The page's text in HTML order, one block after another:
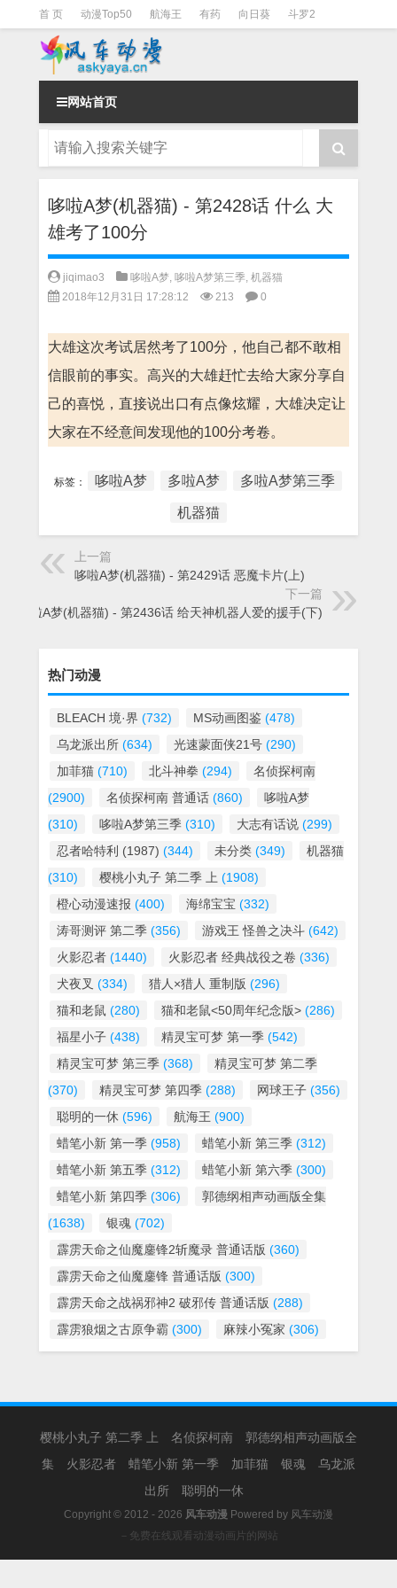
首 页 动漫Top50 航海王 有药 向日葵 斗罗2
斗罗3 火影 一拳超人
网站首页
哆啦A梦(机器猫) - 第2428话 什么 大
雄考了100分
jiqimao3 哆啦A梦, 哆啦A梦第三季, 机器猫
2018年12月31日 17:28:12
213 0
大雄这次考试居然考了100分，他自己都不敢相
信眼前的事实。高兴的大雄赶忙去给大家分享自
己的喜悦，直接说出口有点像炫耀，大雄决定让
大家在不经意间发现他的100分考卷。
标签： 哆啦A梦 多啦A梦 多啦A梦第三季
机器猫
上一篇
哆啦A梦(机器猫) - 第2429话 恶魔卡片(上)
下一篇
哆啦A梦(机器猫) - 第2436话 给天神机器人爱的援手(下)
热门动漫
BLEACH 境·界 (732) MS动画图鉴 (478)
乌龙派出所 (634) 光速蒙面侠21号 (290)
加菲猫 (710) 北斗神拳 (294)
名侦探柯南
(2900)
名侦探柯南 普通话 (860)
哆啦A梦
(310)
哆啦A梦第三季 (310) 大志有话说 (299)
忍者哈特利 (1987) (344) 未分类 (349)
机器猫
(310)
樱桃小丸子 第二季 上 (1908)
橙心动漫速报 (400) 海绵宝宝 (332)
涛哥测评 第二季 (356) 游戏王 怪兽之决斗 (642)
火影忍者 (1440) 火影忍者 经典战役之卷 (336)
犬夜叉 (334) 猎人×猎人 重制版 (296)
猫和老鼠 (280) 猫和老鼠<50周年纪念版> (286)
福星小子 (438) 精灵宝可梦 第一季 (542)
精灵宝可梦 第三季 (368)
精灵宝可梦 第二季
(370)
精灵宝可梦 第四季 (288) 网球王子 (356)
聪明的一休 (596) 航海王 (900)
蜡笔小新 第一季 (958) 蜡笔小新 第三季 (312)
蜡笔小新 第五季 (312) 蜡笔小新 第六季 (300)
蜡笔小新 第四季 (306)
郭德纲相声动画版全集
(1638)
银魂 (702)
霹雳天命之仙魔鏖锋2斩魔录 普通话版 (360)
霹雳天命之仙魔鏖锋 普通话版 (300)
霹雳天命之战祸邪神2 破邪传 普通话版 (288)
霹雳狼烟之古原争霸 (300) 麻辣小冤家 (306)
樱桃小丸子 第二季 上 名侦探柯南
郭德纲相声动画版全
集
火影忍者 蜡笔小新 第一季 加菲猫 银魂
乌龙派
出所
聪明的一休
Copyright © 2012 - 2026 风车动漫 Powered by 风车动漫
－免费在线观看动漫动画片的网站